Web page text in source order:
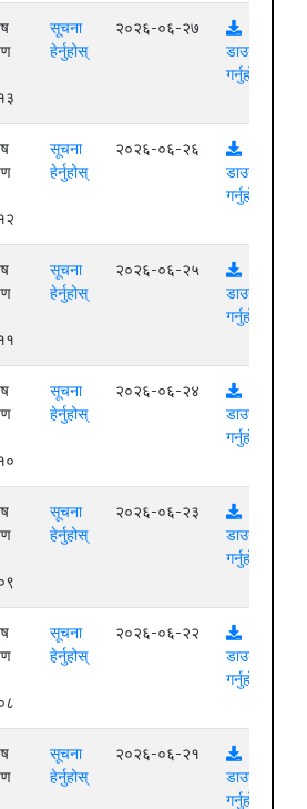
सूचना
हेर्नुहोस्
२०२६-०६-२७
डाउनलोड
गर्नुहोस्
सूचना
हेर्नुहोस्
२०२६-०६-२६
डाउनलोड
गर्नुहोस्
सूचना
हेर्नुहोस्
२०२६-०६-२५
डाउनलोड
गर्नुहोस्
सूचना
हेर्नुहोस्
२०२६-०६-२४
डाउनलोड
गर्नुहोस्
सूचना
हेर्नुहोस्
२०२६-०६-२३
डाउनलोड
गर्नुहोस्
सूचना
हेर्नुहोस्
२०२६-०६-२२
डाउनलोड
गर्नुहोस्
सूचना
हेर्नुहोस्
२०२६-०६-२१
डाउनलोड
गर्नुहोस्